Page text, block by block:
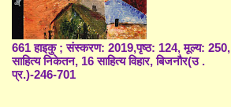
661 हाइकु ; संस्करण: 2019,पृष्ठ: 124, मूल्य: 250,
साहित्य निकेतन, 16 साहित्य विहार, बिजनौर(उ .
प्र.)-246-701